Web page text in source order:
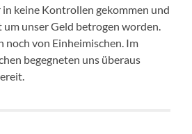
keine Kontrollen gekommen und
unser Geld betrogen worden.
noch von Einheimischen. Im
begegneten uns überaus